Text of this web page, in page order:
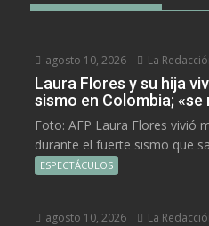
agosto 10, 2026 La
Laura Flores y su hija
sismo en Colombia;
Foto: AFP Laura Flores vivió
durante el fuerte sismo que
ESPECTÁCULOS
agosto 10, 2026 La